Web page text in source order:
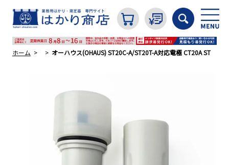
ホーム オーハウス(OHAUS) ST20C-A/ST20T-A対応電極 CT20A ST